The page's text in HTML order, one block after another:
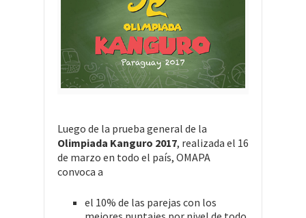
Luego de la prueba general de la
Olimpiada Kanguro 2017, realizada el 16
de marzo en todo el país, OMAPA
convoca a
el 10% de las parejas con los